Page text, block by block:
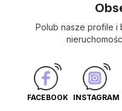
Polub nasze profile i
FACEBOOK INSTAGRAM